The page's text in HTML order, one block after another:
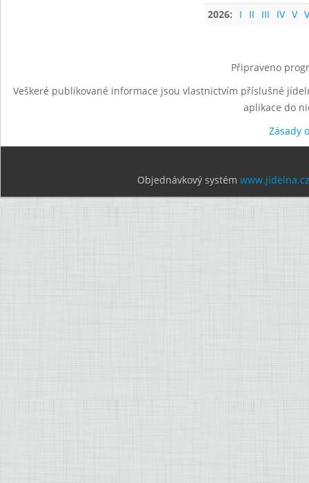
2026:
I II III IV V
Připraveno
Veškeré publikované informace jsou vlastnictvím příslušné
aplikace do
Zásady
Objednávkový systém www.jidelna.cz